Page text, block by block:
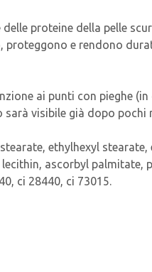
proteine della pelle
proteggono e rendono
ai punti con pieghe
visibile già dopo pochi
ethylhexyl
ascorbyl palmitate,
ci 28440, ci 73015.